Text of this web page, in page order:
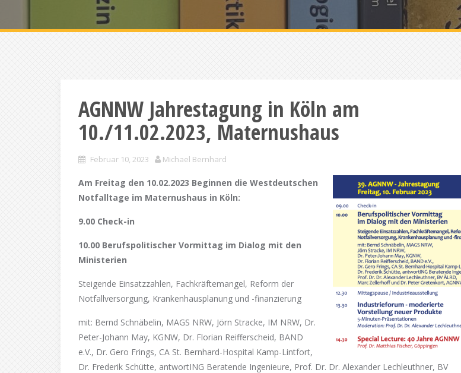
AGNNW Jahrestagung in Köln am
10./11.02.2023, Maternushaus
Februar 10, 2023 Michael Bernhard
Am Freitag den 10.02.2023 Beginnen die Westdeutschen
Notfalltage im Maternushaus in Köln:
9.00 Check-in
10.00 Berufspolitischer Vormittag im Dialog mit den
Ministerien
Steigende Einsatzzahlen, Fachkräftemangel, Reform der
Notfallversorgung, Krankenhausplanung und -finanzierung
mit: Bernd Schnäbelin, MAGS NRW, Jörn Stracke, IM NRW, Dr.
Peter-Johann May, KGNW, Dr. Florian Reifferscheid, BAND
e.V., Dr. Gero Frings, CA St. Bernhard-Hospital Kamp-Lintfort,
Dr. Frederik Schütte, antwortING Beratende Ingenieure, Prof. Dr. Dr. Alexander Lechleuthner, BV